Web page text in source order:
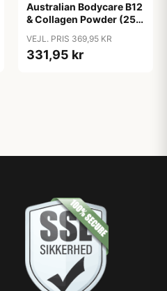
Australian Bodycare B12
& Collagen Powder (250
VEJL. PRIS 369,95 KR
331,95 kr